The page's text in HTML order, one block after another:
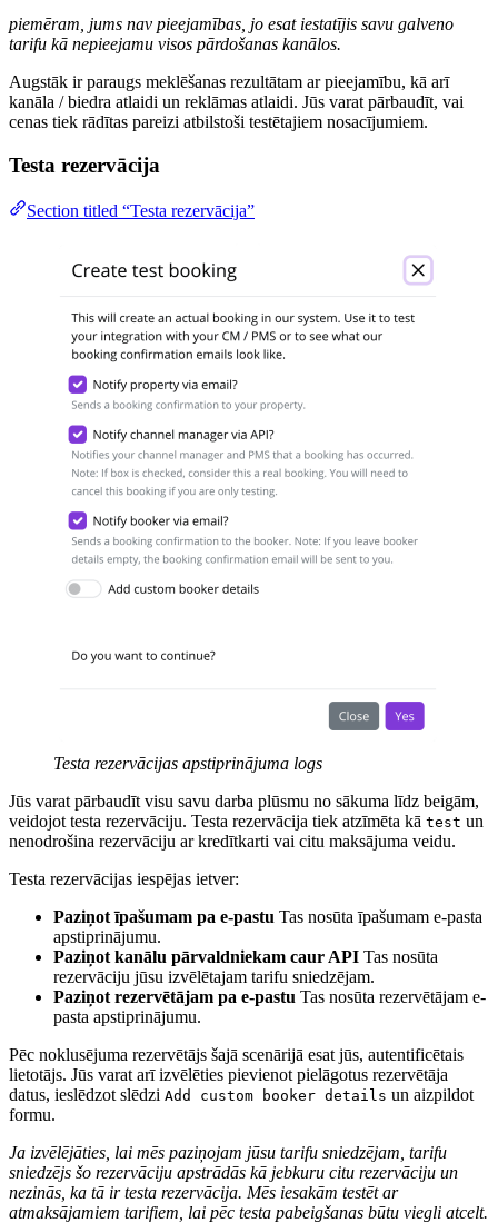
piemēram, jums nav pieejamības, jo esat iestatījis savu galveno
tarifu kā nepieejamu visos pārdošanas kanālos.
Augstāk ir paraugs meklēšanas rezultātam ar pieejamību, kā arī
kanāla / biedra atlaidi un reklāmas atlaidi. Jūs varat pārbaudīt, vai
cenas tiek rādītas pareizi atbilstoši testētajiem nosacījumiem.
Testa rezervācija
Section titled “Testa rezervācija”
Testa rezervācijas apstiprinājuma logs
Jūs varat pārbaudīt visu savu darba plūsmu no sākuma līdz beigām,
veidojot testa rezervāciju. Testa rezervācija tiek atzīmēta kā test un
nenodrošina rezervāciju ar kredītkarti vai citu maksājuma veidu.
Testa rezervācijas iespējas ietver:
Paziņot īpašumam pa e-pastu Tas nosūta īpašumam e-pasta
apstiprinājumu.
Paziņot kanālu pārvaldniekam caur API Tas nosūta
rezervāciju jūsu izvēlētajam tarifu sniedzējam.
Paziņot rezervētājam pa e-pastu Tas nosūta rezervētājam e-
pasta apstiprinājumu.
Pēc noklusējuma rezervētājs šajā scenārijā esat jūs, autentificētais
lietotājs. Jūs varat arī izvēlēties pievienot pielāgotus rezervētāja
datus, ieslēdzot slēdzi Add custom booker details un aizpildot
formu.
Ja izvēlējāties, lai mēs paziņojam jūsu tarifu sniedzējam, tarifu
sniedzējs šo rezervāciju apstrādās kā jebkuru citu rezervāciju un
nezinās, ka tā ir testa rezervācija. Mēs iesakām testēt ar
atmaksājamiem tarifiem, lai pēc testa pabeigšanas būtu viegli atcelt.